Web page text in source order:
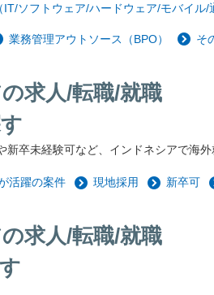
IT/ソフトウェア/ハードウェア/モバイル/
業務管理アウトソース（BPO） そ
求人/転職/就職
新卒未経験可など、インドネシアで海
活躍の案件 現地採用 新卒可
求人/転職/就職